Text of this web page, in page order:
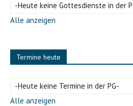
-Heute keine Gottesdienste in der
Alle anzeigen
Termine heute
-Heute keine Termine in der PG-
Alle anzeigen